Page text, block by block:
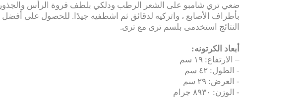
ضعي تري شامبو على الشعر الرطب ودلكي بلطف فروة الرأس والجذور
بأطراف الأصابع ، واتركيه لدقائق ثم اشطفيه جيدًا. للحصول على أفضل
النتائج استخدمى بلسم ترى مع ترى.
أبعاد الكرتونه:
– الارتفاع: ١٩ سم
- الطول: ٤٢ سم
- العرض: ٢٩ سم
- الوزن: ٨٩٣٠ جرام